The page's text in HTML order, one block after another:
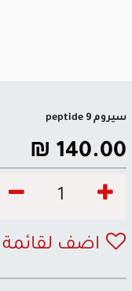
سيروم peptide 9
140.00
₪
اضف